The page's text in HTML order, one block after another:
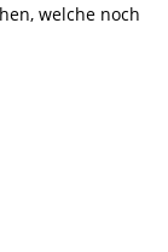
welche noch